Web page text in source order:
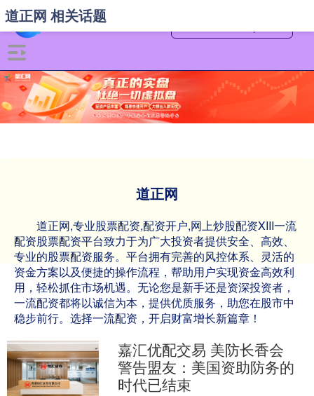
道正网
道正网,专业股票配资,配资开户,网上炒股配资XIII‌一流
配资股票配资平台致力于为广大投资者提供安全、高效、
专业的股票配资服务。平台拥有完善的风控体系、灵活的
资金方案以及便捷的操作流程，帮助用户实现资金高效利
用，轻松抓住市场机遇。无论您是新手还是资深投资者，
一流配资都将以诚信为本，提供优质服务，助您在股市中
稳步前行。选择一流配资，开启财富增长新篇章！
道正网 相关话题
嘉汇优配交易 美防长香会
警告盟友：美国资助防务的
时代已结束